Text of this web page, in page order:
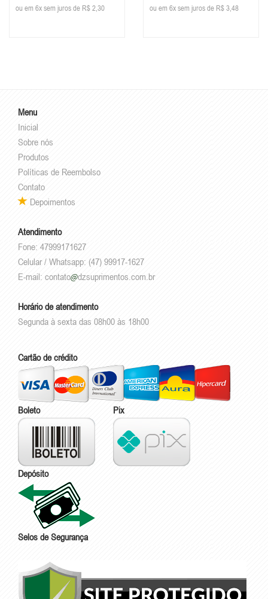
ou em 6x sem juros de R$ 2,30 ou em 6x sem juros de R$ 3,48
Menu
Inicial
Sobre nós
Produtos
Políticas de Reembolso
Contato
Depoimentos
Atendimento
Fone: 47999171627
Celular / Whatsapp: (47) 99917-1627
E-mail: contato dzsuprimentos.com.br
Horário de atendimento
Segunda à sexta das 08h00 às 18h00
Cartão de crédito
Boleto Pix
Depósito
Selos de Segurança